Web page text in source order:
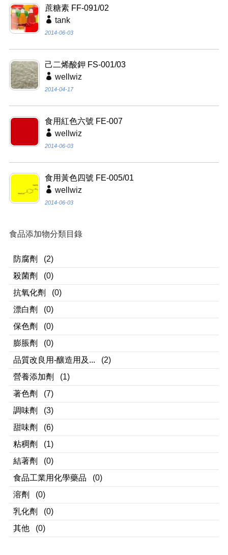
蔗糖素 FF-091/02
tank
2014-06-03
己二烯酸鉀 FS-001/03
wellwiz
2014-04-17
食用紅色六號 FE-007
wellwiz
2014-06-03
食用黃色四號 FE-005/01
wellwiz
2014-06-03
食品添加物分類目錄
防腐劑
(2)
殺菌劑
(0)
抗氧化劑
(0)
漂白劑
(0)
保色劑
(0)
膨脹劑
(0)
品質改良用-釀造用及...
(2)
營養添加劑
(1)
著色劑
(7)
調味劑
(3)
甜味劑
(6)
粘稠劑
(1)
結著劑
(0)
食品工業用化學藥品
(0)
溶劑
(0)
乳化劑
(0)
其他
(0)